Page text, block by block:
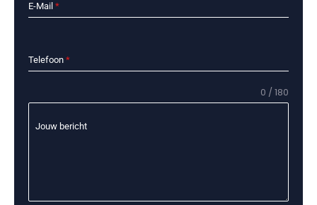
E-Mail *
Telefoon *
Jouw bericht
0 / 180